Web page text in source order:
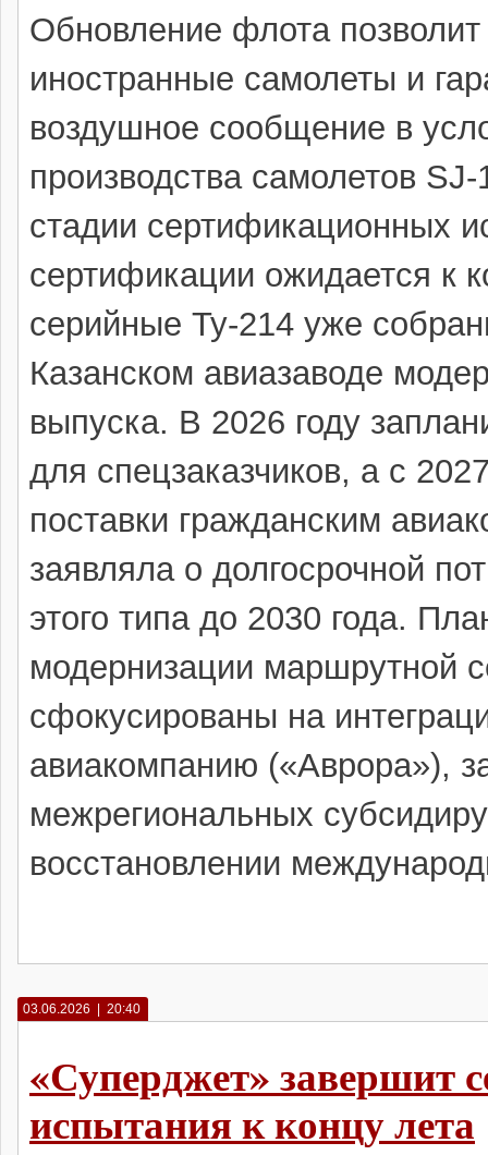
Обновление флота
иностранные самолеты и
воздушное сообщение в
производства самолетов
стадии сертификационных
сертификации ожидается к
серийные Ту-214 уже
Казанском авиазаводе
выпуска. В 2026 году
для спецзаказчиков, а с
поставки гражданским
заявляла о долгосрочной
этого типа до 2030 года.
модернизации маршрутной
сфокусированы на
авиакомпанию («Аврора»),
межрегиональных
восстановлении
03.06.2026 | 20:40
«Суперджет» завершит
испытания к концу лета